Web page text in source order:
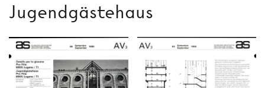
Jugendgästehaus